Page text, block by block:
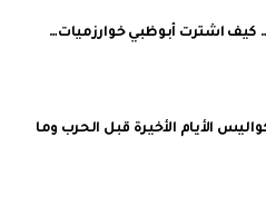
اشترت أبوظبي خوارزميات…
الأيام الأخيرة قبل الحرب وما